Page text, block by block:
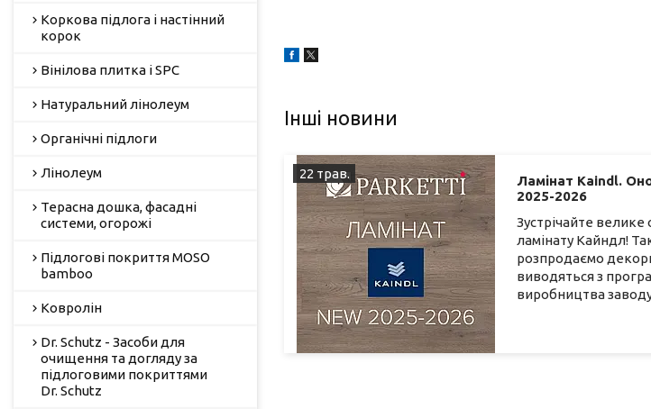
Інші новини
22 трав.
Ламінат Kaindl.
2025-2026
Зустрічайте
ламінату Кайндл!
розпродаємо
виводяться з
виробництва
Коркова підлога і настінний
корок
Вінілова плитка і SPC
Натуральний лінолеум
Органічні підлоги
Лінолеум
Терасна дошка, фасадні
системи, огорожі
Підлогові покриття MOSO
bamboo
Ковролін
Dr. Schutz - Засоби для
очищення та догляду за
підлоговими покриттями
Dr. Schutz